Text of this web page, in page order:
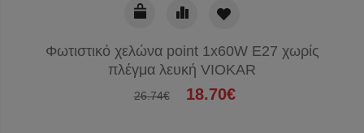
Φωτιστικό χελώνα point 1x60W E27 χωρίς
πλέγμα λευκή VIOKAR
26.74€ 18.70€